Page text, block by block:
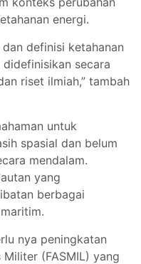
energi.
definisi ketahanan
secara
riset ilmiah,” tambah
untuk
spasial dan belum
mendalam.
yang
berbagai
nya peningkatan
(FASMIL) yang